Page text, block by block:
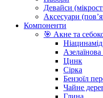
Девайси
Аксесуари
Компоненти
🎯 Акне та
Ніацинамід
Цинк
Сірка
Бензоїл
Чайне
Глина